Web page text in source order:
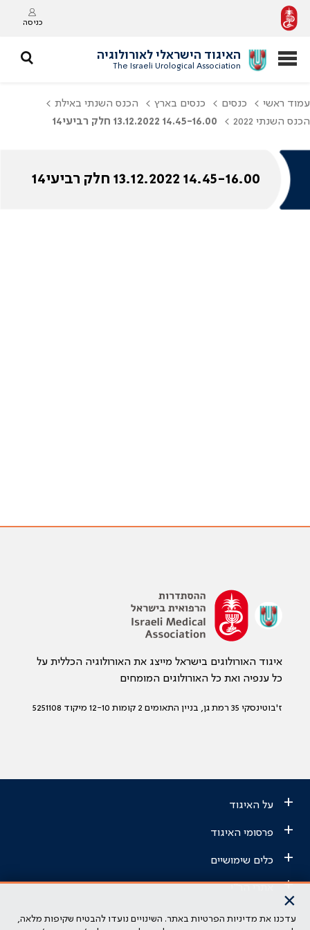
כניסה
האיגוד הישראלי לאורולוגיה
The Israeli Urological Association
עמוד ראשי כנסים כנסים בארץ
הכנס השנתי באילת
הכנס השנתי 2022
14.45-16.00 13.12.2022 חלק רביעי14
14.45-16.00 13.12.2022 חלק רביעי14
איגוד האורולוגים בישראל מייצג את האורולוגיה הכללית על
כל ענפיה ואת כל האורולוגים המומחים
ז'בוטינסקי 35 רמת גן, בניין התאומים 2 קומות 12-10 מיקוד 5251108
+ על האיגוד
+ פרסומי האיגוד
+ כלים שימושיים
+
הבהרה משפטית: כל נושא המופיע באתר זה נועד להשכלה בלבד ואין לראות
×
עדכנו את מדיניות הפרטיות באתר. השינויים נועדו להבטיח שקיפות מלאה,